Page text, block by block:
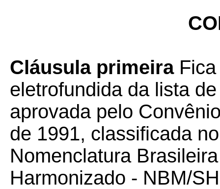
Cláusula primeira
eletrofundida da lista
aprovada pelo
de 1991, classificada
Nomenclatura
Harmonizado - NBM/